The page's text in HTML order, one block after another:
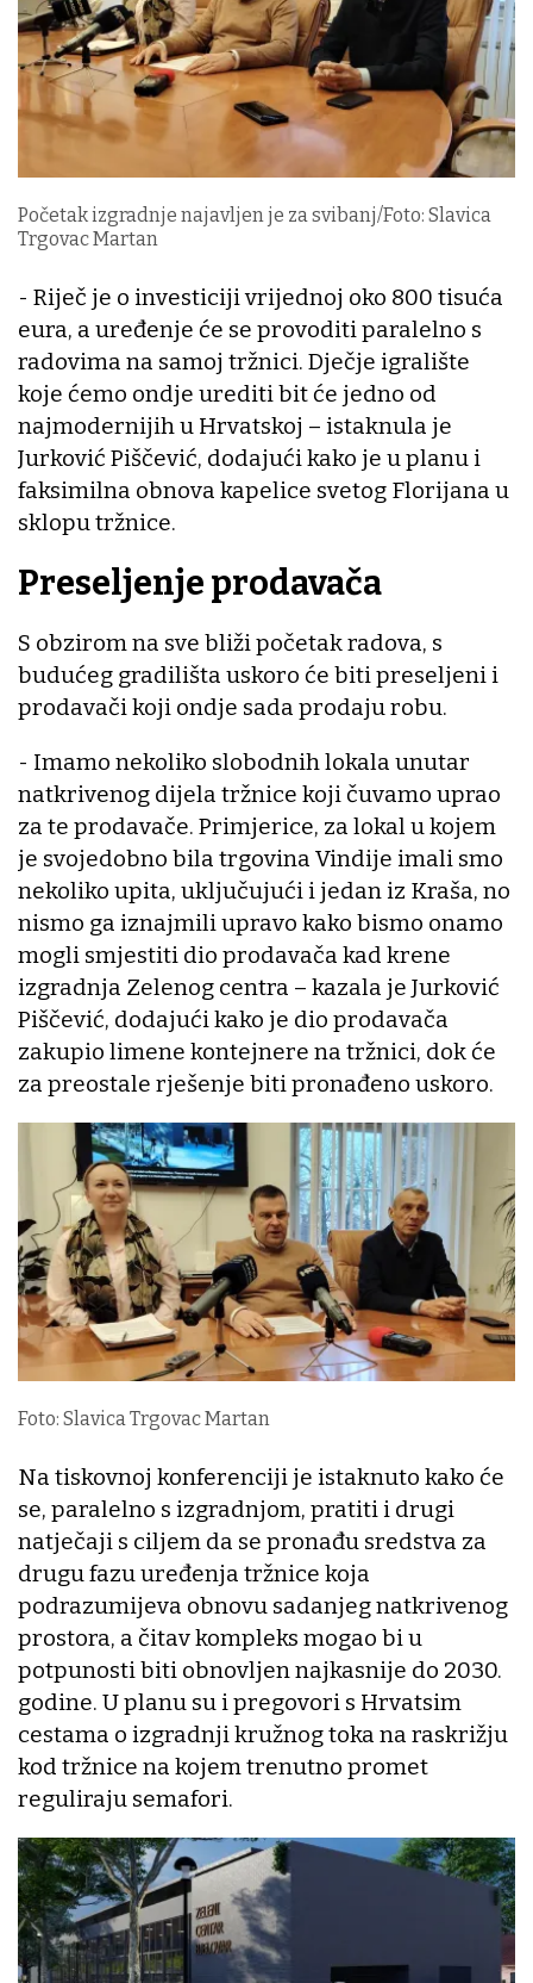
Početak izgradnje najavljen je za svibanj/Foto: Slavica
Trgovac Martan
- Riječ je o investiciji vrijednoj oko 800 tisuća
eura, a uređenje će se provoditi paralelno s
radovima na samoj tržnici. Dječje igralište
koje ćemo ondje urediti bit će jedno od
najmodernijih u Hrvatskoj – istaknula je
Jurković Piščević, dodajući kako je u planu i
faksimilna obnova kapelice svetog Florijana u
sklopu tržnice.
Preseljenje prodavača
S obzirom na sve bliži početak radova, s
budućeg gradilišta uskoro će biti preseljeni i
prodavači koji ondje sada prodaju robu.
- Imamo nekoliko slobodnih lokala unutar
natkrivenog dijela tržnice koji čuvamo uprao
za te prodavače. Primjerice, za lokal u kojem
je svojedobno bila trgovina Vindije imali smo
nekoliko upita, uključujući i jedan iz Kraša, no
nismo ga iznajmili upravo kako bismo onamo
mogli smjestiti dio prodavača kad krene
izgradnja Zelenog centra – kazala je Jurković
Piščević, dodajući kako je dio prodavača
zakupio limene kontejnere na tržnici, dok će
za preostale rješenje biti pronađeno uskoro.
Foto: Slavica Trgovac Martan
Na tiskovnoj konferenciji je istaknuto kako će
se, paralelno s izgradnjom, pratiti i drugi
natječaji s ciljem da se pronađu sredstva za
drugu fazu uređenja tržnice koja
podrazumijeva obnovu sadanjeg natkrivenog
prostora, a čitav kompleks mogao bi u
potpunosti biti obnovljen najkasnije do 2030.
godine. U planu su i pregovori s Hrvatsim
cestama o izgradnji kružnog toka na raskrižju
kod tržnice na kojem trenutno promet
reguliraju semafori.